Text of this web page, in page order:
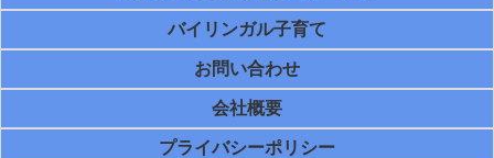
バイリンガル子育て
お問い合わせ
会社概要
プライバシーポリシー